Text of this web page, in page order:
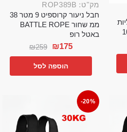
מק"ט: ROP389B
חבל ניעור קרוספיט 9 מטר 38
ממ שחור BATTLE ROPE
באטל רופ
₪259 ₪175
הוספה לסל
-20%